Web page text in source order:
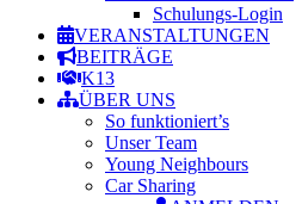
Schulungs-Login
VERANSTALTUNGEN
BEITRÄGE
K13
ÜBER UNS
So funktioniert’s
Unser Team
Young Neighbours
Car Sharing